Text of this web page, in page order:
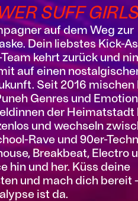
SUFF
auf dem Weg zur
Dein liebstes Kick-
Team kehrt zurück und
auf einen
Seit 2016 mischen
Genres und
der Heimatstadt
und wechseln
Rave und 90er-
Breakbeat, Electro
hin und her. Küss deine
und mach dich bereit
ist da.